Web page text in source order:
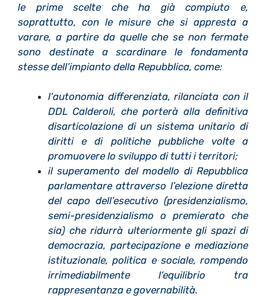
le prime scelte che ha già compiuto e,
soprattutto, con le misure che si appresta a
varare, a partire da quelle che se non fermate
sono destinate a scardinare le fondamenta
stesse dell’impianto della Repubblica, come:
l’autonomia differenziata, rilanciata con il
DDL Calderoli, che porterà alla definitiva
disarticolazione di un sistemaunitario di
diritti e di politiche pubbliche volte a
promuovere lo sviluppo di tutti i territori;
il superamento del modello di Repubblica
parlamentare attraverso l’elezione diretta
del capo dell’esecutivo (presidenzialismo,
semi-presidenzialismo o premierato che
sia) che ridurrà ulteriormente gli spazi di
democrazia, partecipazione e mediazione
istituzionale, politica e sociale, rompendo
irrimediabilmente l’equilibrio tra
rappresentanza e governabilità.